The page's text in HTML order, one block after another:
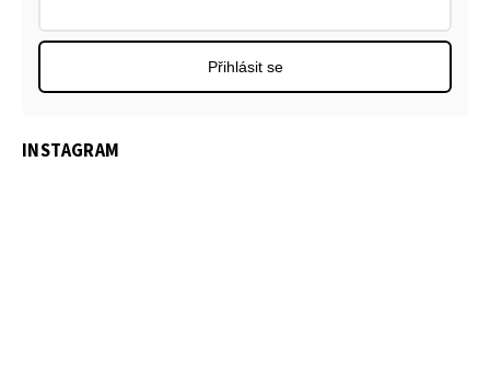
Přihlásit se
INSTAGRAM